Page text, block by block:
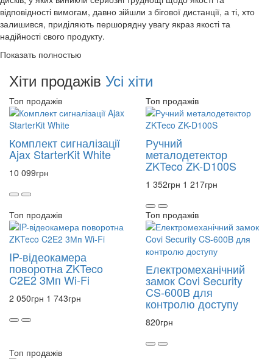
відповідності вимогам, давно зійшли з бігової дистанції, а ті, хто
залишився, приділяють першорядну увагу якраз якості та
надійності свого продукту.
Показать полностью
Хіти продажів Усі хіти
Топ продажів
Комплект сигналізації
Ajax StarterKit White
10 099грн
Топ продажів
Ручний
металодетектор
ZKTeco ZK-D100S
1 352грн 1 217грн
Топ продажів
IP-відеокамера
поворотна ZKTeco
C2E2 3Мп Wi-Fi
2 050грн 1 743грн
Топ продажів
Електромеханічний
замок Covi Security
CS-600B для
контролю доступу
820грн
Топ продажів